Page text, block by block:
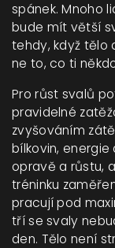
spánek. Mnoho
bude mít větší
tehdy, když tělo
ne to, co ti
Pro růst svalů
pravidelné
zvyšováním
bílkovin, energie
opravě a růstu,
tréninku
pracují pod
tří se svaly
den. Tělo není